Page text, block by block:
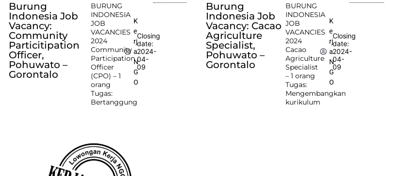
Burung
Indonesia Job
Vacancy:
Community
Particitipation
Officer,
Pohuwato –
Gorontalo
BURUNG
INDONESIA
JOB
VACANCIES
2024
Community
Participation
Officer
(CPO) – 1
orang
Tugas:
Bertanggung
K
e
rj
a
N
G
O
Closing
date:
2024-
04-
09
Burung
Indonesia Job
Vacancy: Cacao
Agriculture
Specialist,
Pohuwato –
Gorontalo
BURUNG
INDONESIA
JOB
VACANCIES
2024
Cacao
Agriculture
Specialist
– 1 orang
Tugas:
Mengembangkan
kurikulum
K
e
rj
a
N
G
O
Closing
date:
2024-
04-
09